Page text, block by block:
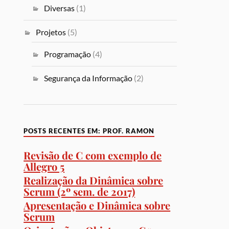
Diversas (1)
Projetos (5)
Programação (4)
Segurança da Informação (2)
POSTS RECENTES EM: PROF. RAMON
Revisão de C com exemplo de
Allegro 5
Realização da Dinâmica sobre
Scrum (2º sem. de 2017)
Apresentação e Dinâmica sobre
Scrum